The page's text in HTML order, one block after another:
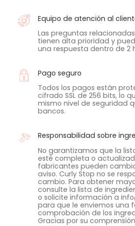
Equipo de atención al
Las preguntas
tienen alta prioridad y
una respuesta dentro de 2
Pago seguro
Todos los pagos están
cifrado SSL de 256 bits, lo
mismo nivel de seguridad
bancos.
Responsabilidad sobre
No garantizamos que la
esté completa o
fabricantes pueden
aviso. Curly Stop no se
cambio. Para obtener
consulte la lista de
o solicite información a
para que le enviemos una
comprobación de los
Gracias por su